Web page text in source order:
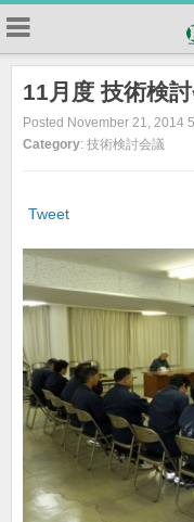
11月度 技術検
Posted November 21, 2014
Category: 技術検討会議
Tweet